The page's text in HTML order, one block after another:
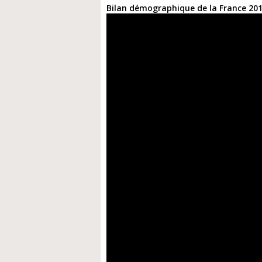
Bilan démographique de la France